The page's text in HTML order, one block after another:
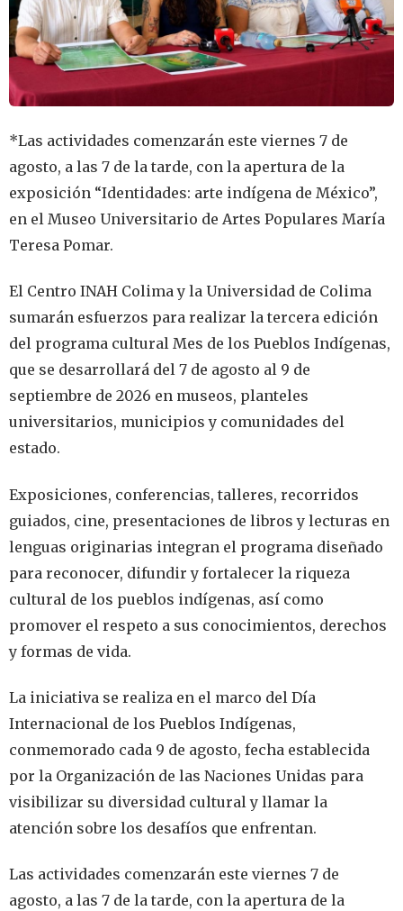
*Las actividades comenzarán este viernes 7 de
agosto, a las 7 de la tarde, con la apertura de la
exposición “Identidades: arte indígena de México”,
en el Museo Universitario de Artes Populares María
Teresa Pomar.
El Centro INAH Colima y la Universidad de Colima
sumarán esfuerzos para realizar la tercera edición
del programa cultural Mes de los Pueblos Indígenas,
que se desarrollará del 7 de agosto al 9 de
septiembre de 2026 en museos, planteles
universitarios, municipios y comunidades del
estado.
Exposiciones, conferencias, talleres, recorridos
guiados, cine, presentaciones de libros y lecturas en
lenguas originarias integran el programa diseñado
para reconocer, difundir y fortalecer la riqueza
cultural de los pueblos indígenas, así como
promover el respeto a sus conocimientos, derechos
y formas de vida.
La iniciativa se realiza en el marco del Día
Internacional de los Pueblos Indígenas,
conmemorado cada 9 de agosto, fecha establecida
por la Organización de las Naciones Unidas para
visibilizar su diversidad cultural y llamar la
atención sobre los desafíos que enfrentan.
Las actividades comenzarán este viernes 7 de
agosto, a las 7 de la tarde, con la apertura de la